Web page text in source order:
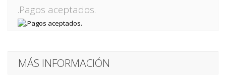
.Pagos aceptados.
MÁS INFORMACIÓN